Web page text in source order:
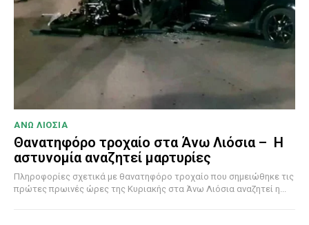
ΑΝΩ ΛΙΟΣΙΑ
Θανατηφόρο τροχαίο στα Άνω Λιόσια – Η
αστυνομία αναζητεί μαρτυρίες
Πληροφορίες σχετικά με θανατηφόρο τροχαίο που σημειώθηκε τις
πρώτες πρωινές ώρες της Κυριακής στα Άνω Λιόσια αναζητεί η...